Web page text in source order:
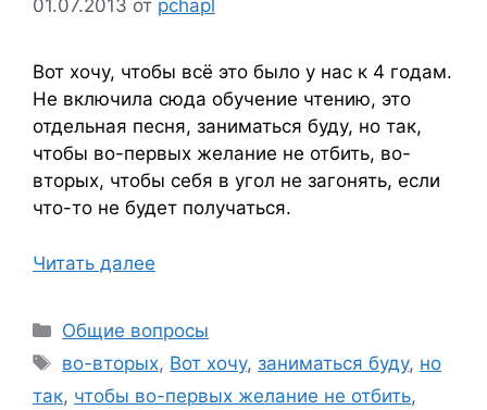
01.07.2013 от pchapl
Вот хочу, чтобы всё это было у нас к 4 годам.
Не включила сюда обучение чтению, это
отдельная песня, заниматься буду, но так,
чтобы во-первых желание не отбить, во-
вторых, чтобы себя в угол не загонять, если
что-то не будет получаться.
Читать далее
Рубрики
Общие вопросы
Метки
во-вторых, Вот хочу, заниматься буду, но
так, чтобы во-первых желание не отбить,